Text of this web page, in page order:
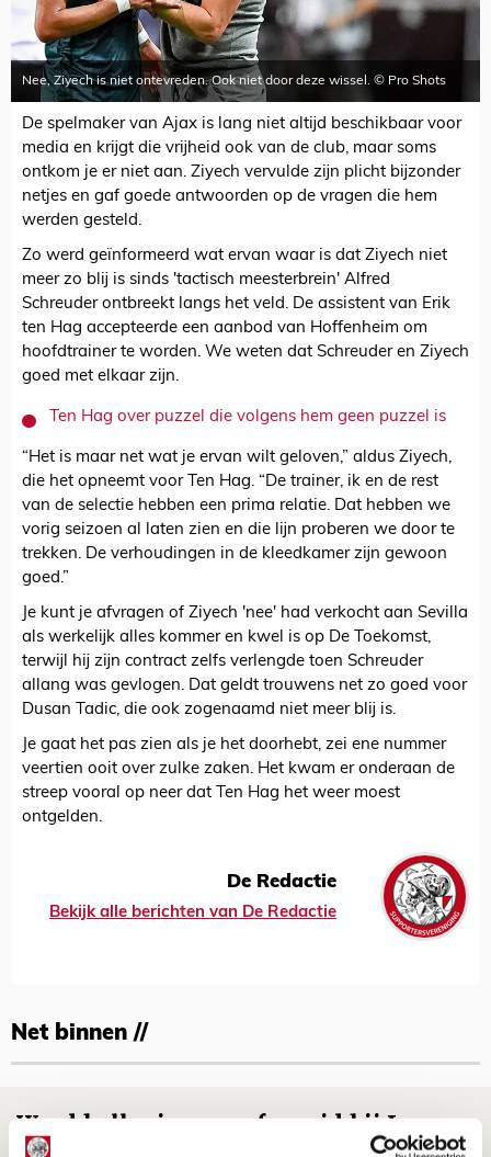
Nee, Ziyech is niet ontevreden. Ook niet door deze wissel. © Pro Shots
De spelmaker van Ajax is lang niet altijd beschikbaar voor
media en krijgt die vrijheid ook van de club, maar soms
ontkom je er niet aan. Ziyech vervulde zijn plicht bijzonder
netjes en gaf goede antwoorden op de vragen die hem
werden gesteld.
Zo werd geïnformeerd wat ervan waar is dat Ziyech niet
meer zo blij is sinds 'tactisch meesterbrein' Alfred
Schreuder ontbreekt langs het veld. De assistent van Erik
ten Hag accepteerde een aanbod van Hoffenheim om
hoofdtrainer te worden. We weten dat Schreuder en Ziyech
goed met elkaar zijn.
Ten Hag over puzzel die volgens hem geen puzzel is
“Het is maar net wat je ervan wilt geloven,” aldus Ziyech,
die het opneemt voor Ten Hag. “De trainer, ik en de rest
van de selectie hebben een prima relatie. Dat hebben we
vorig seizoen al laten zien en die lijn proberen we door te
trekken. De verhoudingen in de kleedkamer zijn gewoon
goed.”
Je kunt je afvragen of Ziyech 'nee' had verkocht aan Sevilla
als werkelijk alles kommer en kwel is op De Toekomst,
terwijl hij zijn contract zelfs verlengde toen Schreuder
allang was gevlogen. Dat geldt trouwens net zo goed voor
Dusan Tadic, die ook zogenaamd niet meer blij is.
Je gaat het pas zien als je het doorhebt, zei ene nummer
veertien ooit over zulke zaken. Het kwam er onderaan de
streep vooral op neer dat Ten Hag het weer moest
ontgelden.
De Redactie
Bekijk alle berichten van De Redactie
Net binnen //
Word ballenjongen of -meid bij Jong